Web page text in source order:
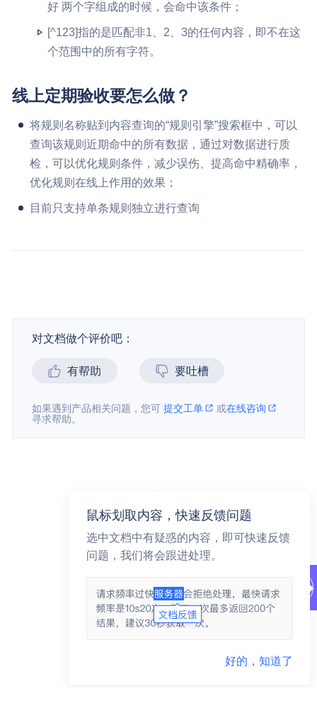
好 两个字组成的时候，会命中该条件；
[^123]指的是匹配非1、2、3的任何内容，即不在这
个范围中的所有字符。
线上定期验收要怎么做？
将规则名称贴到内容查询的“规则引擎”搜索框中，可以
查询该规则近期命中的所有数据，通过对数据进行质
检，可以优化规则条件，减少误伤、提高命中精确率，
优化规则在线上作用的效果；
目前只支持单条规则独立进行查询
对文档做个评价吧：
有帮助 要吐槽
如果遇到产品相关问题，您可提交工单 或在线咨询
寻求帮助。
鼠标划取内容，快速反馈问题
选中文档中有疑惑的内容，即可快速反馈
问题，我们将会跟进处理。
好的，知道了